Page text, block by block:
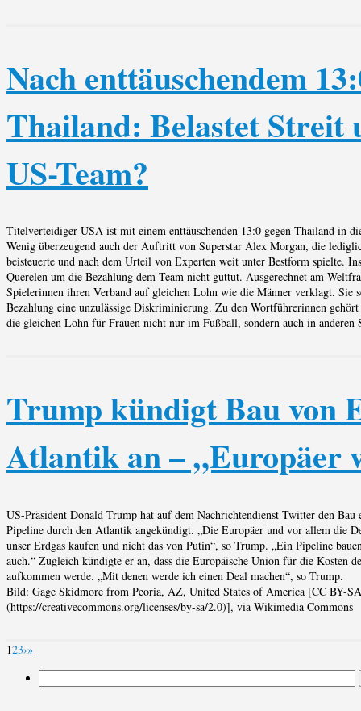
Nach enttäuschendem
Thailand: Belastet Streit
US-Team?
Titelverteidiger USA ist mit einem enttäuschenden 13:0 gegen Thailand in
Wenig überzeugend auch der Auftritt von Superstar Alex Morgan, die
beisteuerte und nach dem Urteil von Experten weit unter Bestform spielte.
Querelen um die Bezahlung dem Team nicht guttut. Ausgerechnet am
Spielerinnen ihren Verband auf gleichen Lohn wie die Männer verklagt. Sie
Bezahlung eine unzulässige Diskriminierung. Zu den Wortführerinnen gehört
die gleichen Lohn für Frauen nicht nur im Fußball, sondern auch in anderen
Trump kündigt Bau von
Atlantik an – „Europäer
US-Präsident Donald Trump hat auf dem Nachrichtendienst Twitter den Bau
Pipeline durch den Atlantik angekündigt. „Die Europäer und vor allem die
unser Erdgas kaufen und nicht das von Putin“, so Trump. „Ein Pipeline
auch.“ Zugleich kündigte er an, dass die Europäische Union für die Kosten
aufkommen werde. „Mit denen werde ich einen Deal machen“, so Trump.
Bild: Gage Skidmore from Peoria, AZ, United States of America [CC BY-
(https://creativecommons.org/licenses/by-sa/2.0)], via Wikimedia Commons
123›»